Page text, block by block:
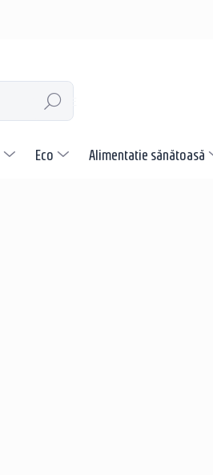
CĂUTARE
Eco Alimentatie sănătoasă